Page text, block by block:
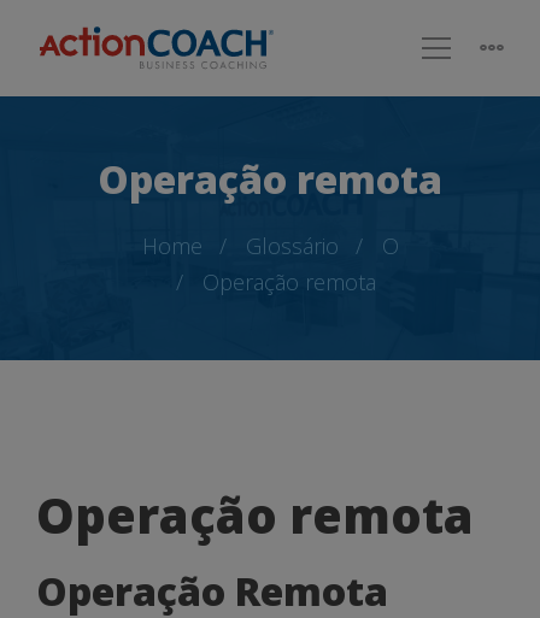
Operação remota
Home Glossário
O
Operação remota
Operação
remota
Operação remota
Operação Remota